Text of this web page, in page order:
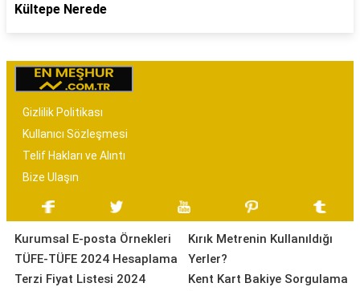
Kültepe Nerede
Gizlilik Politikası
Kullanıcı Sözleşmesi
Telif Hakları ve Alıntı
Bize Ulaşın
Kurumsal E-posta Örnekleri
TÜFE-TÜFE 2024 Hesaplama
Terzi Fiyat Listesi 2024
Kırık Metrenin Kullanıldığı
Yerler?
Kent Kart Bakiye Sorgulama